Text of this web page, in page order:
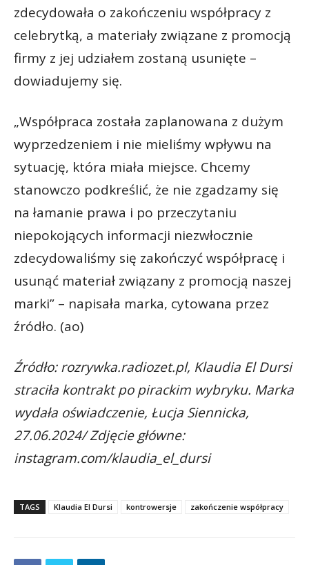
zdecydowała o zakończeniu współpracy z
celebrytką, a materiały związane z promocją
firmy z jej udziałem zostaną usunięte –
dowiadujemy się.
„Współpraca została zaplanowana z dużym
wyprzedzeniem i nie mieliśmy wpływu na
sytuację, która miała miejsce. Chcemy
stanowczo podkreślić, że nie zgadzamy się
na łamanie prawa i po przeczytaniu
niepokojących informacji niezwłocznie
zdecydowaliśmy się zakończyć współpracę i
usunąć materiał związany z promocją naszej
marki” – napisała marka, cytowana przez
źródło. (ao)
Źródło: rozrywka.radiozet.pl, Klaudia El Dursi
straciła kontrakt po pirackim wybryku. Marka
wydała oświadczenie, Łucja Siennicka,
27.06.2024/ Zdjęcie główne:
instagram.com/klaudia_el_dursi
TAGS Klaudia El Dursi kontrowersje zakończenie współpracy